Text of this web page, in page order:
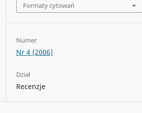
Formaty cytowań
Numer
Nr 4 (2006)
Dział
Recenzje